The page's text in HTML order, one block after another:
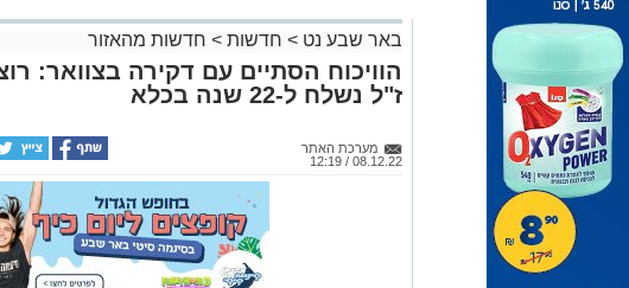
באר שבע נט > חדשות > חדשות מהאזור
הוויכוח הסתיים עם דקירה בצוואר:
ז"ל נשלח ל-22 שנה בכלא
מערכת האתר
08.12.22 / 12:19